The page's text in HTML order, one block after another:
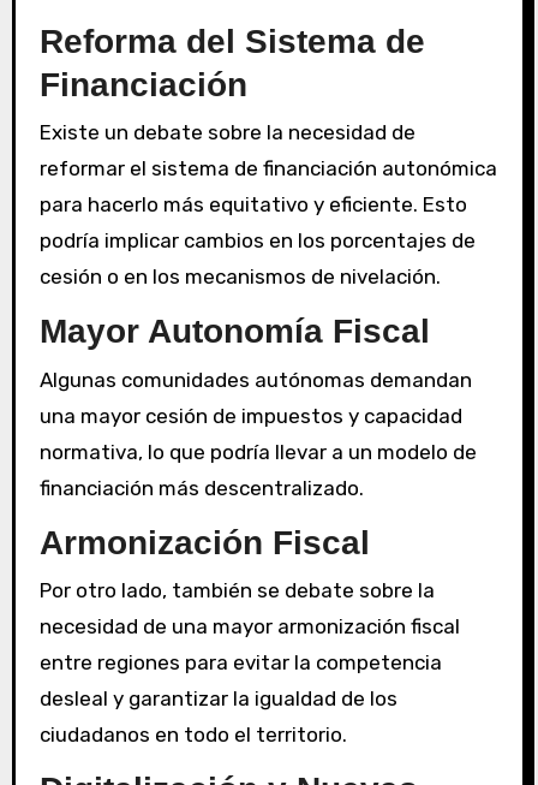
Reforma del Sistema de
Financiación
Existe un debate sobre la necesidad de
reformar el sistema de financiación autonómica
para hacerlo más equitativo y eficiente. Esto
podría implicar cambios en los porcentajes de
cesión o en los mecanismos de nivelación.
Mayor Autonomía Fiscal
Algunas comunidades autónomas demandan
una mayor cesión de impuestos y capacidad
normativa, lo que podría llevar a un modelo de
financiación más descentralizado.
Armonización Fiscal
Por otro lado, también se debate sobre la
necesidad de una mayor armonización fiscal
entre regiones para evitar la competencia
desleal y garantizar la igualdad de los
ciudadanos en todo el territorio.